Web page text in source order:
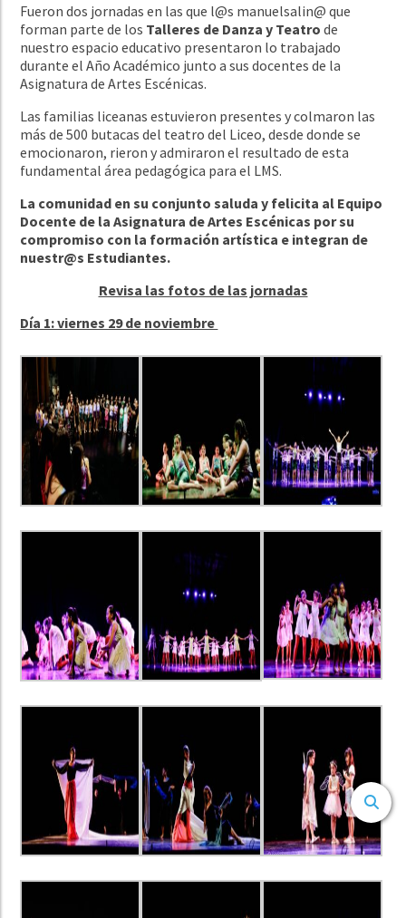
Fueron dos jornadas en las que l@s manuelsalin@ que
forman parte de los Talleres de Danza y Teatro de
nuestro espacio educativo presentaron lo trabajado
durante el Año Académico junto a sus docentes de la
Asignatura de Artes Escénicas.
Las familias liceanas estuvieron presentes y colmaron las
más de 500 butacas del teatro del Liceo, desde donde se
emocionaron, rieron y admiraron el resultado de esta
fundamental área pedagógica para el LMS.
La comunidad en su conjunto saluda y felicita al Equipo
Docente de la Asignatura de Artes Escénicas por su
compromiso con la formación artística e integran de
nuestr@s Estudiantes.
Revisa las fotos de las jornadas
Día 1: viernes 29 de noviembre